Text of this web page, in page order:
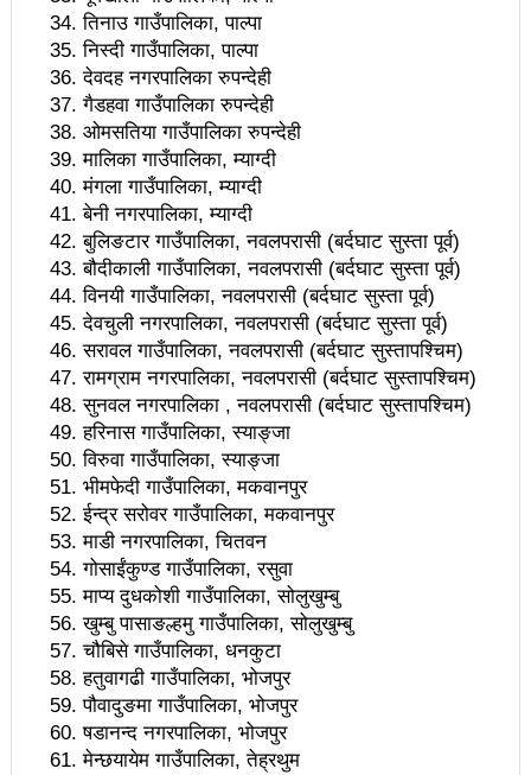
भ्रामक र तथ्यहीन सूचना देशलाई घातक: अध्यक्ष बस्नेत
काउन्सिलद्वारा परराष्ट्र मामिला विटमा रिपोर्टिङ गरिरहेका
सञ्चारकर्मीसँग छलफल
सामाजिक सञ्जाल व्यवस्थित गर्न बलियो पत्रकारिता हुनैपर्छः
सरोकारवाला
नेपाल अभौतिक सांस्कृतिक सम्पदाको दृष्टिले धनी छः मन्त्री
तामाङ
पत्रकारिता झारा टार्ने हुनुहुँदैन, परिणाममुखी हुनुपर्छः अध्यक्ष
बस्नेत
बजेट फेसबुकमा हुँदैन, रातो किताबमा आउँछः मन्त्री तामाङ
१६ लाख पर्यटन भित्र्याउने सरकारको लक्ष्य पूरा हुन्छः मन्त्री
तामाङ
झापामा माओवादीले १ लाख लिचि र कागतीका विरुवा रोप्ने
प्राध्यानाध्यापक संघ नेपाल नवलपरासी पश्चिमको अध्यक्षमा
पौडेल
पत्रकारितामा काउन्सिलको अनुदानले थपेको इट्टा
पर्यटन क्षेत्रका समस्या समाधान गर्नेछुः मन्त्री तामाङ
तिनाउ गाउँपालिका, पाल्पा
निस्दी गाउँपालिका, पाल्पा
देवदह नगरपालिका रुपन्देही
गैडहवा गाउँपालिका रुपन्देही
ओमसतिया गाउँपालिका रुपन्देही
मालिका गाउँपालिका, म्याग्दी
मंगला गाउँपालिका, म्याग्दी
बेनी नगरपालिका, म्याग्दी
बुलिङटार गाउँपालिका, नवलपरासी (बर्दघाट सुस्ता पूर्व)
बौदीकाली गाउँपालिका, नवलपरासी (बर्दघाट सुस्ता पूर्व)
विनयी गाउँपालिका, नवलपरासी (बर्दघाट सुस्ता पूर्व)
देवचुली नगरपालिका, नवलपरासी (बर्दघाट सुस्ता पूर्व)
सरावल गाउँपालिका, नवलपरासी (बर्दघाट सुस्तापश्चिम)
रामग्राम नगरपालिका, नवलपरासी (बर्दघाट सुस्तापश्चिम)
सुनवल नगरपालिका , नवलपरासी (बर्दघाट सुस्तापश्चिम)
हरिनास गाउँपालिका, स्याङ्जा
विरुवा गाउँपालिका, स्याङ्जा
भीमफेदी गाउँपालिका, मकवानपुर
ईन्द्र सरोवर गाउँपालिका, मकवानपुर
माडी नगरपालिका, चितवन
गोसाईंकुण्ड गाउँपालिका, रसुवा
माप्य दुधकोशी गाउँपालिका, सोलुखुम्बु
खुम्बु पासाङल्हमु गाउँपालिका, सोलुखुम्बु
चौबिसे गाउँपालिका, धनकुटा
हतुवागढी गाउँपालिका, भोजपुर
पौवादुङमा गाउँपालिका, भोजपुर
षडानन्द नगरपालिका, भोजपुर
मेन्छयायेम गाउँपालिका, तेह्रथुम